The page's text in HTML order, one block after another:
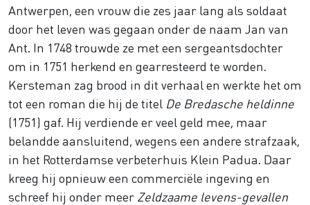
Antwerpen, een vrouw die zes jaar lang als soldaat
door het leven was gegaan onder de naam Jan van
Ant. In 1748 trouwde ze met een sergeantsdochter
om in 1751 herkend en gearresteerd te worden.
Kersteman zag brood in dit verhaal en werkte het om
tot een roman die hij de titel De Bredasche heldinne
(1751) gaf. Hij verdiende er veel geld mee, maar
belandde aansluitend, wegens een andere strafzaak,
in het Rotterdamse verbeterhuis Klein Padua. Daar
kreeg hij opnieuw een commerciële ingeving en
schreef hij onder meer Zeldzaame levens-gevallen